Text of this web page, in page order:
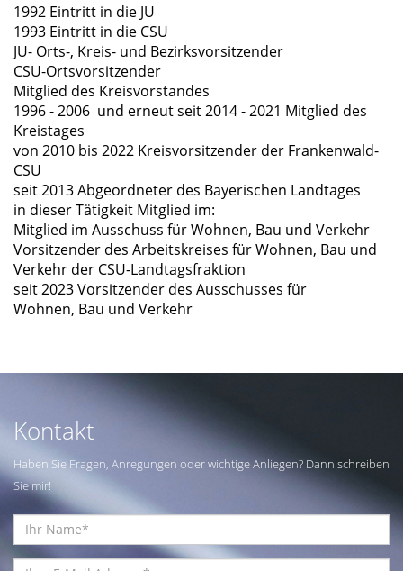
1992 Eintritt in die JU
1993 Eintritt in die CSU
JU- Orts-, Kreis- und Bezirksvorsitzender
CSU-Ortsvorsitzender
Mitglied des Kreisvorstandes
1996 - 2006 und erneut seit 2014 - 2021 Mitglied des
Kreistages
von 2010 bis 2022 Kreisvorsitzender der Frankenwald-
CSU
seit 2013 Abgeordneter des Bayerischen Landtages
in dieser Tätigkeit Mitglied im:
Mitglied im Ausschuss für Wohnen, Bau und Verkehr
Vorsitzender des Arbeitskreises für Wohnen, Bau und
Verkehr der CSU-Landtagsfraktion
seit 2023 Vorsitzender des Ausschusses für
Wohnen, Bau und Verkehr
Kontakt
Haben Sie Fragen, Anregungen oder wichtige Anliegen? Dann schreiben
Sie mir!